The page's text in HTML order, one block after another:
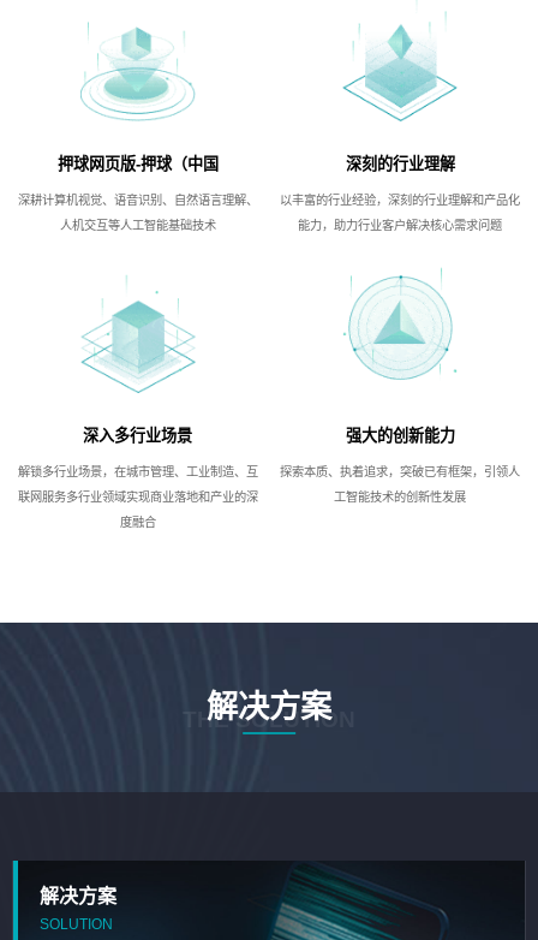
押球网页版-押球（中国
深耕计算机视觉、语音识别、自然语言理解、
人机交互等人工智能基础技术
深刻的行业理解
以丰富的行业经验，深刻的行业理解和产品化
能力，助力行业客户解决核心需求问题
深入多行业场景
解锁多行业场景，在城市管理、工业制造、互
联网服务多行业领域实现商业落地和产业的深
度融合
强大的创新能力
探索本质、执着追求，突破已有框架，引领人
工智能技术的创新性发展
解决方案
THE SOLUTION
解决方案
SOLUTION